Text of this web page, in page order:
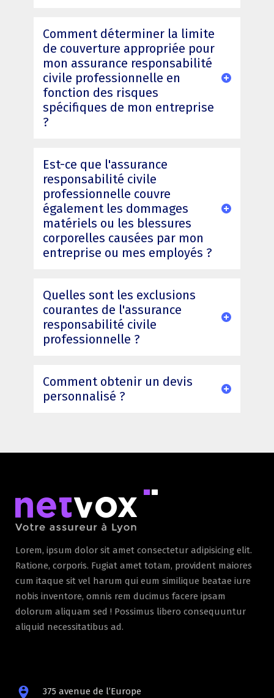
Comment déterminer la limite
de couverture appropriée pour
mon assurance responsabilité
civile professionnelle en
fonction des risques
spécifiques de mon entreprise
?
Est-ce que l'assurance
responsabilité civile
professionnelle couvre
également les dommages
matériels ou les blessures
corporelles causées par mon
entreprise ou mes employés ?
Quelles sont les exclusions
courantes de l'assurance
responsabilité civile
professionnelle ?
Comment obtenir un devis
personnalisé ?
Lorem, ipsum dolor sit amet consectetur adipisicing elit.
Ratione, corporis. Fugiat amet totam, provident maiores
cum itaque sit vel harum qui eum similique beatae iure
nobis inventore, omnis rem ducimus facere ipsam
dolorum aliquam sed ! Possimus libero consequuntur
aliquid necessitatibus ad.
375 avenue de l’Europe